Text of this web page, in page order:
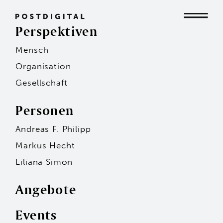
Mensch
Organisation
Gesellschaft
Perspektiven
Mensch
Organisation
Gesellschaft
Personen
Andreas F. Philipp
Markus Hecht
Liliana Simon
Angebote
Events